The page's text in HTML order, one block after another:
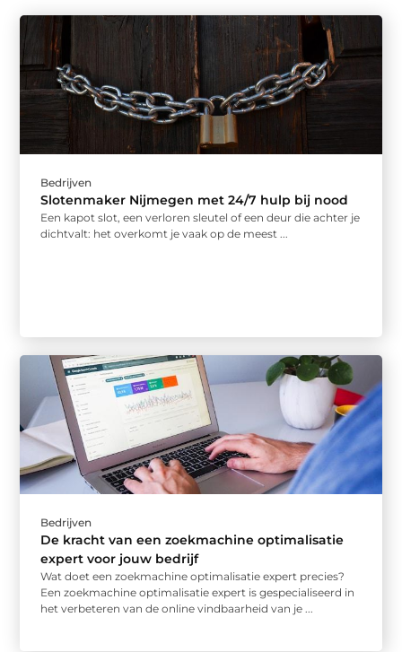
Bedrijven
Slotenmaker Nijmegen met 24/7 hulp bij nood
Een kapot slot, een verloren sleutel of een deur die achter je
dichtvalt: het overkomt je vaak op de meest ...
Bedrijven
De kracht van een zoekmachine optimalisatie
expert voor jouw bedrijf
Wat doet een zoekmachine optimalisatie expert precies?
Een zoekmachine optimalisatie expert is gespecialiseerd in
het verbeteren van de online vindbaarheid van je ...